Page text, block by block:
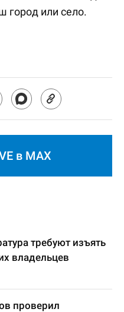
город или село.
в MAX
требуют изъять
владельцев
проверил